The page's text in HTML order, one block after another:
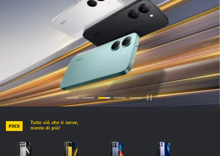
Tutto ciò che ti serve,
niente di più!